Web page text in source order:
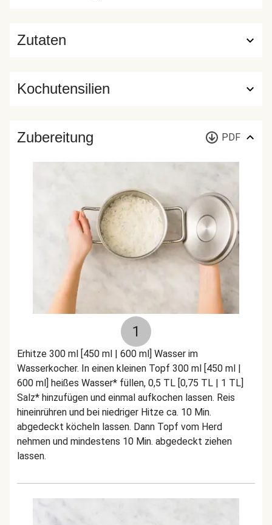
Zutaten
Kochutensilien
Zubereitung PDF
1
Erhitze 300 ml [450 ml | 600 ml] Wasser im
Wasserkocher. In einen kleinen Topf 300 ml [450 ml |
600 ml] heißes Wasser* füllen, 0,5 TL [0,75 TL | 1 TL]
Salz* hinzufügen und einmal aufkochen lassen. Reis
hineinrühren und bei niedriger Hitze ca. 10 Min.
abgedeckt köcheln lassen. Dann Topf vom Herd
nehmen und mindestens 10 Min. abgedeckt ziehen
lassen.